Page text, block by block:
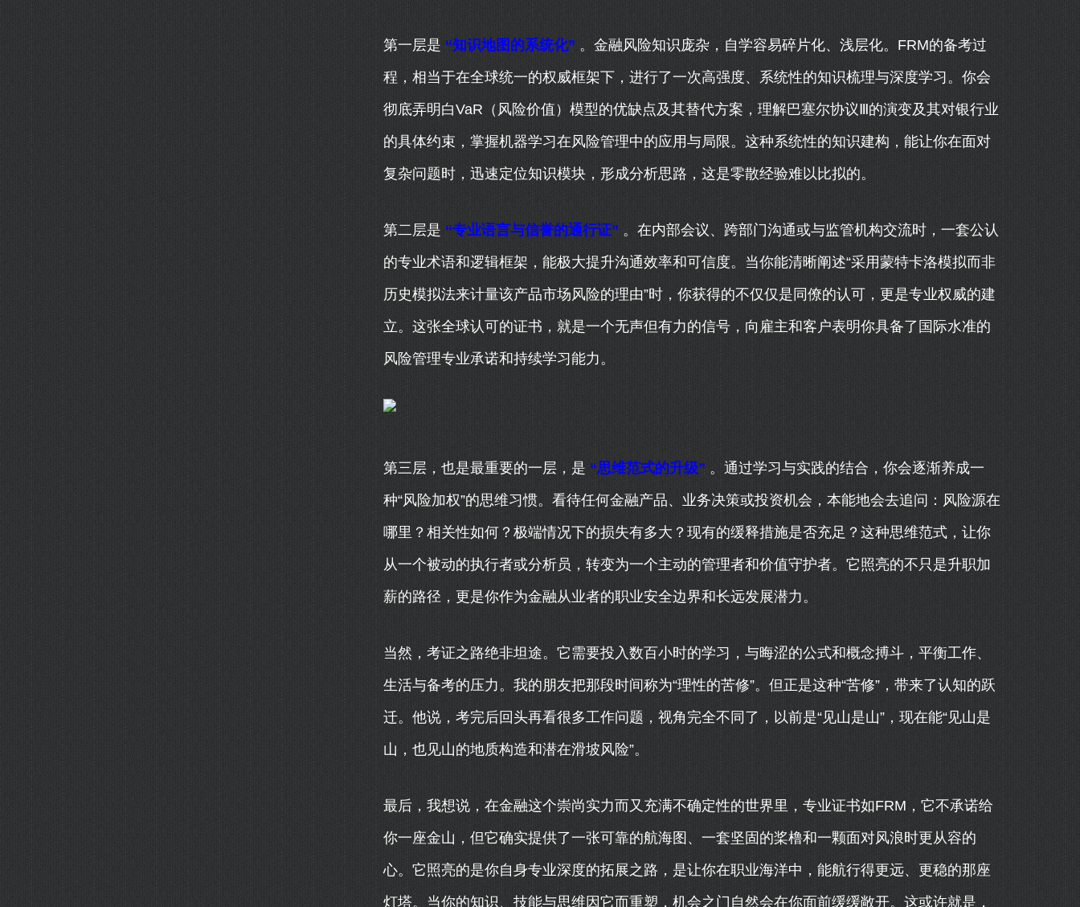
第一层是 “知识地图的系统化” 。金融风险知识庞杂，自学容易碎片化、浅层化。FRM的备考过
程，相当于在全球统一的权威框架下，进行了一次高强度、系统性的知识梳理与深度学习。你会
彻底弄明白VaR（风险价值）模型的优缺点及其替代方案，理解巴塞尔协议Ⅲ的演变及其对银行业
的具体约束，掌握机器学习在风险管理中的应用与局限。这种系统性的知识建构，能让你在面对
复杂问题时，迅速定位知识模块，形成分析思路，这是零散经验难以比拟的。
第二层是 “专业语言与信誉的通行证” 。在内部会议、跨部门沟通或与监管机构交流时，一套公认
的专业术语和逻辑框架，能极大提升沟通效率和可信度。当你能清晰阐述“采用蒙特卡洛模拟而非
历史模拟法来计量该产品市场风险的理由”时，你获得的不仅仅是同僚的认可，更是专业权威的建
立。这张全球认可的证书，就是一个无声但有力的信号，向雇主和客户表明你具备了国际水准的
风险管理专业承诺和持续学习能力。
第三层，也是最重要的一层，是 “思维范式的升级” 。通过学习与实践的结合，你会逐渐养成一
种“风险加权”的思维习惯。看待任何金融产品、业务决策或投资机会，本能地会去追问：风险源在
哪里？相关性如何？极端情况下的损失有多大？现有的缓释措施是否充足？这种思维范式，让你
从一个被动的执行者或分析员，转变为一个主动的管理者和价值守护者。它照亮的不只是升职加
薪的路径，更是你作为金融从业者的职业安全边界和长远发展潜力。
当然，考证之路绝非坦途。它需要投入数百小时的学习，与晦涩的公式和概念搏斗，平衡工作、
生活与备考的压力。我的朋友把那段时间称为“理性的苦修”。但正是这种“苦修”，带来了认知的跃
迁。他说，考完后回头再看很多工作问题，视角完全不同了，以前是“见山是山”，现在能“见山是
山，也见山的地质构造和潜在滑坡风险”。
最后，我想说，在金融这个崇尚实力而又充满不确定性的世界里，专业证书如FRM，它不承诺给
你一座金山，但它确实提供了一张可靠的航海图、一套坚固的桨橹和一颗面对风浪时更从容的
心。它照亮的是你自身专业深度的拓展之路，是让你在职业海洋中，能航行得更远、更稳的那座
灯塔。当你的知识、技能与思维因它而重塑，机会之门自然会在你面前缓缓敞开。这或许就是，